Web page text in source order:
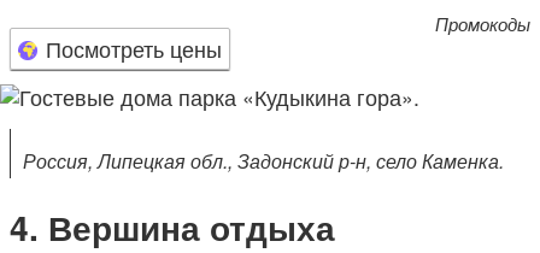
Посмотреть цены
Промокоды
Россия, Липецкая обл., Задонский р-н, село Каменка.
Вершина отдыха